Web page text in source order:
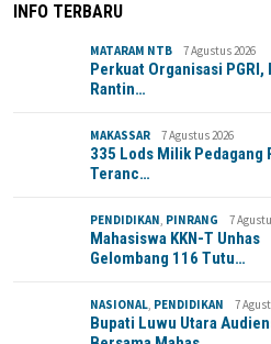
INFO TERBARU
MATARAM NTB 7 Agustus 2026
Perkuat Organisasi PGRI,
Rantin…
MAKASSAR 7 Agustus 2026
335 Lods Milik Pedagang
Teranc…
PENDIDIKAN, PINRANG 7
Mahasiswa KKN-T Unhas
Gelombang 116 Tutu…
NASIONAL, PENDIDIKAN 7
Bupati Luwu Utara